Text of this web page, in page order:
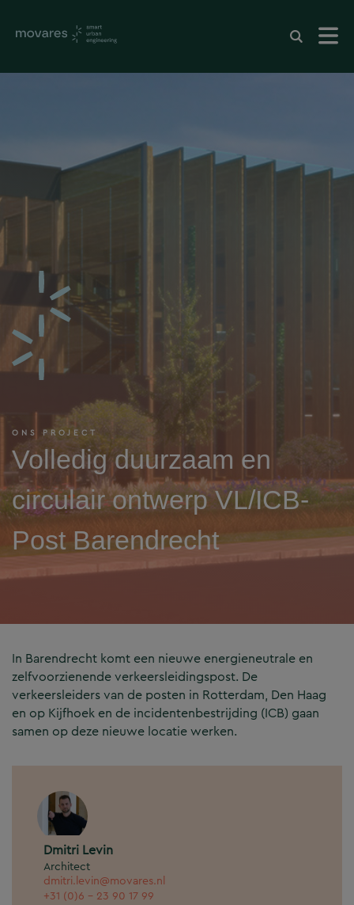
ONS PROJECT
Volledig duurzaam en
circulair ontwerp VL/ICB-
Post Barendrecht
In Barendrecht komt een nieuwe energieneutrale en
zelfvoorzienende verkeersleidingspost. De
verkeersleiders van de posten in Rotterdam, Den Haag
en op Kijfhoek en de incidentenbestrijding (ICB) gaan
samen op deze nieuwe locatie werken.
Dmitri Levin
Architect
dmitri.levin@movares.nl
+31 (0)6 - 23 90 17 99